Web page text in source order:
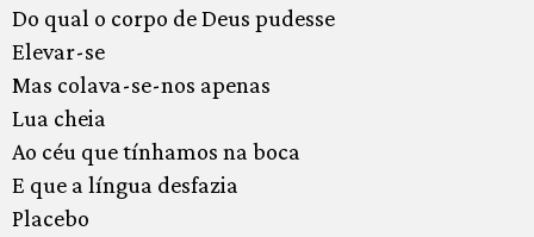
Do qual o corpo de Deus pudesse
Elevar-se
Mas colava-se-nos apenas
Lua cheia
Ao céu que tínhamos na boca
E que a língua desfazia
Placebo